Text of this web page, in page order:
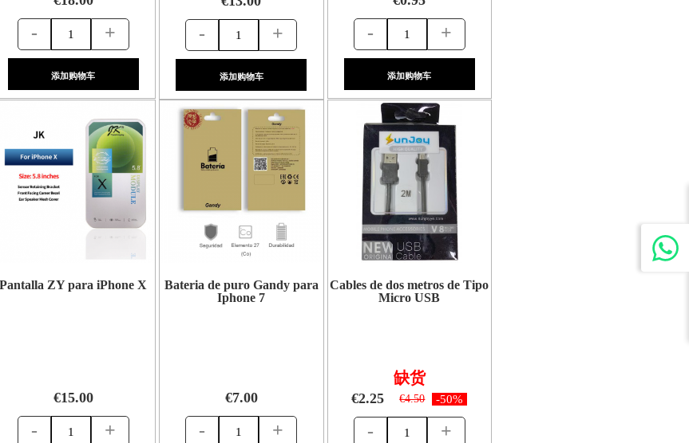
- +
添加购物车
- +
添加购物车
- +
添加购物车
Pantalla ZY para iPhone X
€15.00
- +
Bateria de puro Gandy para
Iphone 7
€7.00
- +
Cables de dos metros de Tipo
Micro USB
缺货
€2.25 €4.50 -50%
- +